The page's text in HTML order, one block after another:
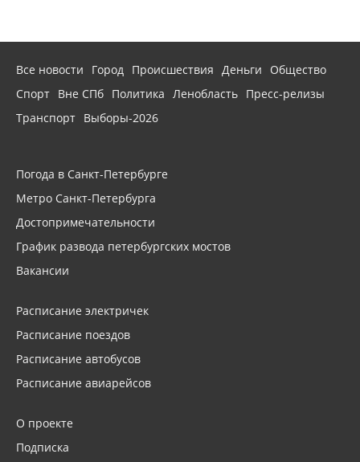
Все новости Город Происшествия Деньги
Общество
Спорт Вне СПб Политика Ленобласть Пресс-релизы
Транспорт Выборы-2026
Погода в Санкт-Петербурге
Метро Санкт-Петербурга
Достопримечательности
График развода петербургских мостов
Вакансии
Расписание электричек
Расписание поездов
Расписание автобусов
Расписание авиарейсов
О проекте
Подписка